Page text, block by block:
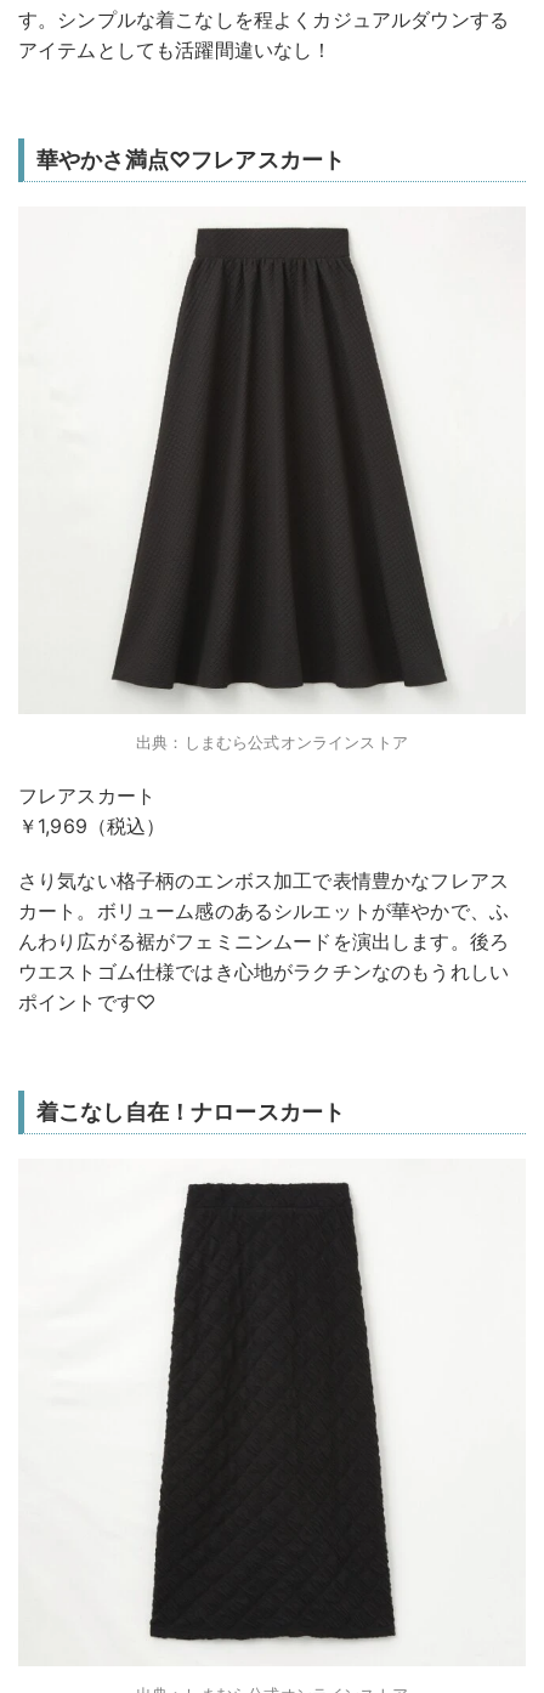
す。シンプルな着こなしを程よくカジュアルダウンする
アイテムとしても活躍間違いなし！
華やかさ満点♡フレアスカート
出典：しまむら公式オンラインストア
フレアスカート
￥1,969（税込）
さり気ない格子柄のエンボス加工で表情豊かなフレアス
カート。ボリューム感のあるシルエットが華やかで、ふ
んわり広がる裾がフェミニンムードを演出します。後ろ
ウエストゴム仕様ではき心地がラクチンなのもうれしい
ポイントです♡
着こなし自在！ナロースカート